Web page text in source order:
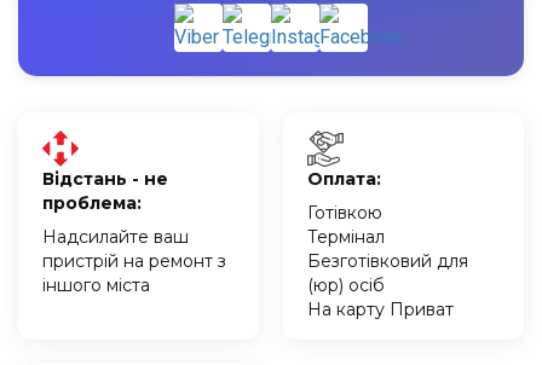
Відстань - не
проблема:
Надсилайте ваш
пристрій на ремонт з
іншого міста
Оплата:
Готівкою
Термінал
Безготівковий для
(юр) осіб
На карту Приват